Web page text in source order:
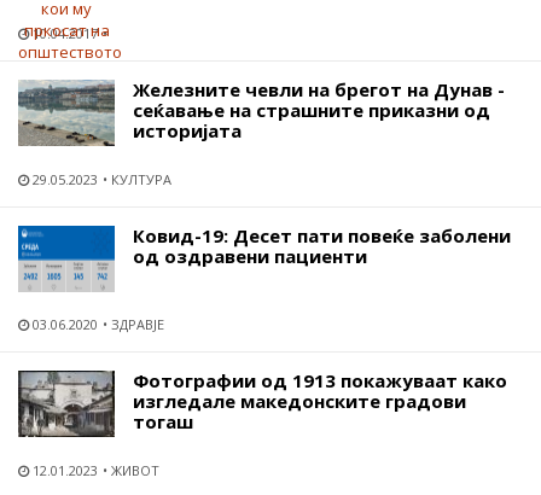
10.04.2017
Железните чевли на брегот на Дунав -
сеќавање на страшните приказни од
историјата
29.05.2023 КУЛТУРА
Ковид-19: Десет пати повеќе заболени
од оздравени пациенти
03.06.2020 ЗДРАВЈЕ
Фотографии од 1913 покажуваат како
изгледале македонските градови
тогаш
12.01.2023 ЖИВОТ